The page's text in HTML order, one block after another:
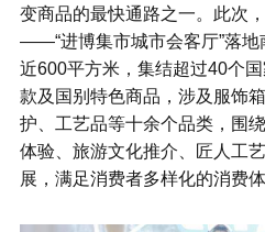
变商品的最快通路之一。此次
——“进博集市城市会客厅”落地
近600平方米，集结超过40个
款及国别特色商品，涉及服饰
护、工艺品等十余个品类，围
体验、旅游文化推介、匠人工
展，满足消费者多样化的消费体